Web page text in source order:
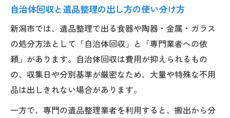
自治体回収と遺品整理の出し方の使い分け方
新潟市では、遺品整理で出る食器や陶器・金属・ガラス
の処分方法として「自治体回収」と「専門業者への依
頼」があります。自治体回収は費用が抑えられるもの
の、収集日や分別基準が厳密なため、大量や特殊な不用
品は出しきれない場合があります。
一方で、専門の遺品整理業者を利用すると、搬出から分